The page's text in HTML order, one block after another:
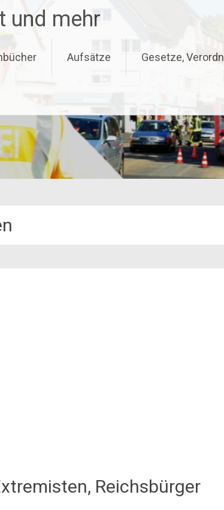
und mehr
Aufsätze Gesetze,
Reichsbürger